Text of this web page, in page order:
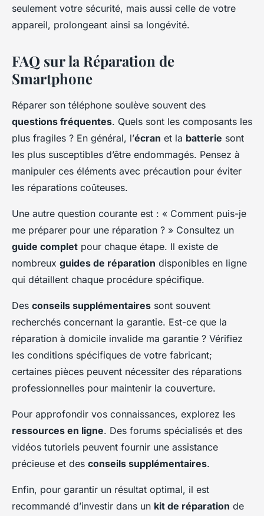
seulement votre sécurité, mais aussi celle de votre
appareil, prolongeant ainsi sa longévité.
FAQ sur la Réparation de
Smartphone
Réparer son téléphone soulève souvent des
questions fréquentes. Quels sont les composants les
plus fragiles ? En général, l’écran et la batterie sont
les plus susceptibles d’être endommagés. Pensez à
manipuler ces éléments avec précaution pour éviter
les réparations coûteuses.
Une autre question courante est : « Comment puis-je
me préparer pour une réparation ? » Consultez un
guide complet pour chaque étape. Il existe de
nombreux guides de réparation disponibles en ligne
qui détaillent chaque procédure spécifique.
Des conseils supplémentaires sont souvent
recherchés concernant la garantie. Est-ce que la
réparation à domicile invalide ma garantie ? Vérifiez
les conditions spécifiques de votre fabricant;
certaines pièces peuvent nécessiter des réparations
professionnelles pour maintenir la couverture.
Pour approfondir vos connaissances, explorez les
ressources en ligne. Des forums spécialisés et des
vidéos tutoriels peuvent fournir une assistance
précieuse et des conseils supplémentaires.
Enfin, pour garantir un résultat optimal, il est
recommandé d’investir dans un kit de réparation de